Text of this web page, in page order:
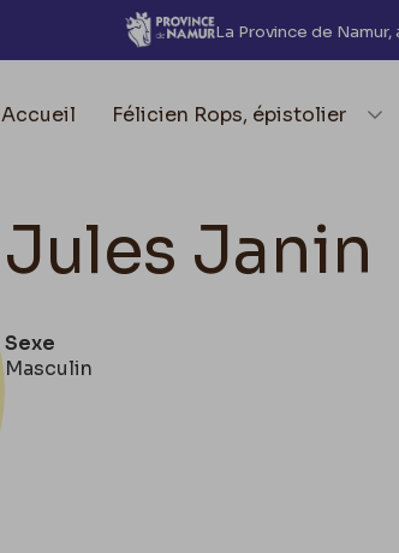
La Province de
Accueil element.menu.open_menu
Félicien Rops, épistolier
Jules Janin
Sexe
Masculin